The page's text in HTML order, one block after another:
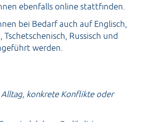
ebenfalls online stattfinden.
bei Bedarf auch auf Englisch,
Tschetschenisch, Russisch und
werden.
Alltag, konkrete Konflikte oder